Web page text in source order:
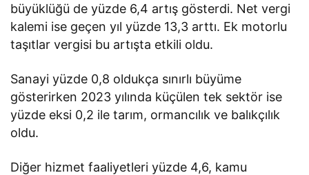
büyüklüğü de yüzde 6,4 artış gösterdi. Net vergi
kalemi ise geçen yıl yüzde 13,3 arttı. Ek motorlu
taşıtlar vergisi bu artışta etkili oldu.
Sanayi yüzde 0,8 oldukça sınırlı büyüme
gösterirken 2023 yılında küçülen tek sektör ise
yüzde eksi 0,2 ile tarım, ormancılık ve balıkçılık
oldu.
Diğer hizmet faaliyetleri yüzde 4,6, kamu